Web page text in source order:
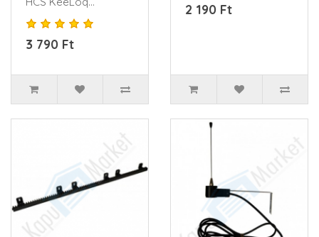
ugrókód, 4 csatorna,
3 V CR2032 ele..
3 790 Ft
működésű..
2 190 Ft